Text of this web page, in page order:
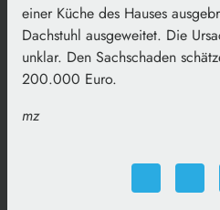
einer Küche des Hauses
Dachstuhl ausgeweitet. Die
unklar. Den Sachschaden
200.000 Euro.
mz